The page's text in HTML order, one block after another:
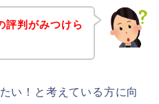
評判がみつけら
い！と考えている方に向